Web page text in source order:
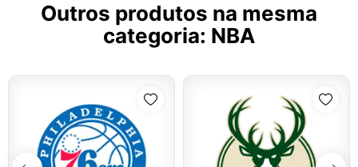
Outros produtos na mesma
categoria: NBA